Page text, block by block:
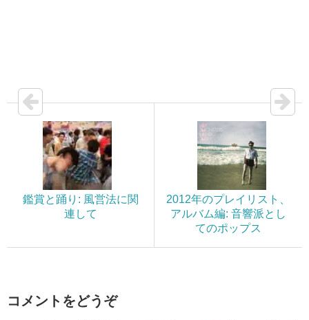
鑑賞と踊り: 風営法に関
連して
2012年のプレイリスト、
アルバム編: 音響派とし
てのポップス
コメントをどうぞ